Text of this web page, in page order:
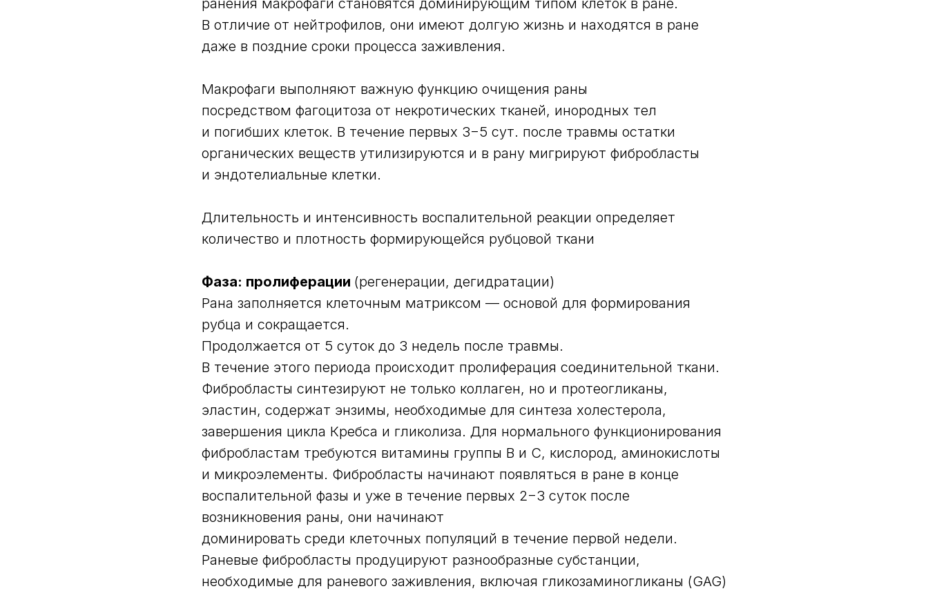
ранения макрофаги становятся доминирующим типом клеток в ране.
В отличие от нейтрофилов, они имеют долгую жизнь и находятся в ране
даже в поздние сроки процесса заживления.
Макрофаги выполняют важную функцию очищения раны
посредством фагоцитоза от некротических тканей, инородных тел
и погибших клеток. В течение первых 3−5 сут. после травмы остатки
органических веществ утилизируются и в рану мигрируют фибробласты
и эндотелиальные клетки.
Длительность и интенсивность воспалительной реакции определяет
количество и плотность формирующейся рубцовой ткани
Фаза: пролиферации (регенерации, дегидратации)
Рана заполняется клеточным матриксом — основой для формирования
рубца и сокращается.
Продолжается от 5 суток до 3 недель после травмы.
В течение этого периода происходит пролиферация соединительной ткани.
Фибробласты синтезируют не только коллаген, но и протеогликаны,
эластин, содержат энзимы, необходимые для синтеза холестерола,
завершения цикла Кребса и гликолиза. Для нормального функционирования
фибробластам требуются витамины группы В и С, кислород, аминокислоты
и микроэлементы. Фибробласты начинают появляться в ране в конце
воспалительной фазы и уже в течение первых 2−3 суток после
возникновения раны, они начинают
доминировать среди клеточных популяций в течение первой недели.
Раневые фибробласты продуцируют разнообразные субстанции,
необходимые для раневого заживления, включая гликозаминогликаны (GAG)